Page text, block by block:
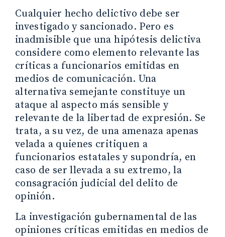
Cualquier hecho delictivo debe ser
investigado y sancionado. Pero es
inadmisible que una hipótesis delictiva
considere como elemento relevante las
críticas a funcionarios emitidas en
medios de comunicación. Una
alternativa semejante constituye un
ataque al aspecto más sensible y
relevante de la libertad de expresión. Se
trata, a su vez, de una amenaza apenas
velada a quienes critiquen a
funcionarios estatales y supondría, en
caso de ser llevada a su extremo, la
consagración judicial del delito de
opinión.
La investigación gubernamental de las
opiniones críticas emitidas en medios de